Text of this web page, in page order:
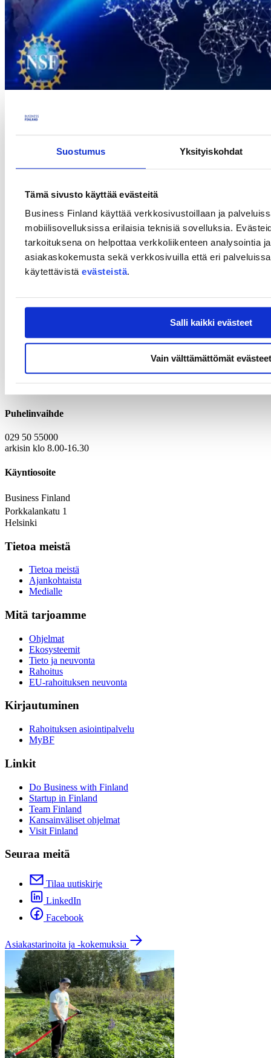
Suostumus Yksityiskohdat
Tämä sivusto käyttää evästeitä
Business Finland käyttää verkkosivustoillaan ja
mobiilisovelluksissa erilaisia teknisiä sovelluksia.
tarkoituksena on helpottaa verkkoliikenteen analysointia
asiakaskokemusta sekä verkkosivuilla että eri
käytettävistä evästeistä.
Salli kaikki evästeet
Vain välttämättömät evästeet
USA National Science Foundation (NSF) järjestää vuosittain
temaattisia kansainvälisiä Global Center -ohjelmia. Tänä vuonna
tulevaisuuden ratkaisuihin.
Suomessa ohjelmaa rahoittavat Business Finland ja Suomen
Akatemia, joiden rahoitusosuudet voivat täydentää toisiaan.
Tervetuloa infotilaisuuteen kuulemaan lisää.
Puhujat:
Risto Vilkko, Senior Science Adviser, Suomen Akatemia
Karen Lips, Program Director, U.S. National Science Foundation
NSF:n Global Centers -ohjelman haku 2024: Biotalouden ratkaisuja
Puhelinvaihde
029 50 55000
arkisin klo 8.00-16.30
Käyntiosoite
Business Finland
Porkkalankatu 1
Helsinki
Tietoa meistä
Tietoa meistä
Ajankohtaista
Medialle
Mitä tarjoamme
Ohjelmat
Ekosysteemit
Tieto ja neuvonta
Rahoitus
EU-rahoituksen neuvonta
Kirjautuminen
Rahoituksen asiointipalvelu
MyBF
Linkit
Do Business with Finland
Startup in Finland
Team Finland
Kansainväliset ohjelmat
Visit Finland
Seuraa meitä
Tilaa uutiskirje
LinkedIn
Facebook
Asiakastarinoita ja -kokemuksia